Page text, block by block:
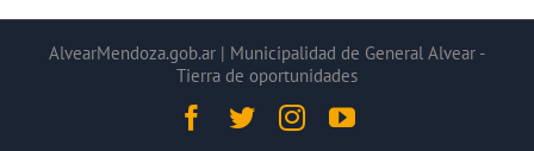
AlvearMendoza.gob.ar | Municipalidad de General Alvear -
Tierra de oportunidades
Facebook
TwitterInstagramYouTube